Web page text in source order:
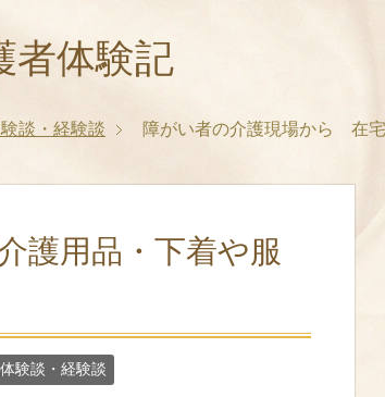
体験記
談・経験談 障がい者の介護現場から 在
護用品・下着や服
験談・経験談